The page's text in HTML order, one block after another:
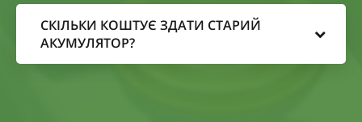
СКІЛЬКИ КОШТУЄ ЗДАТИ СТАРИЙ
АКУМУЛЯТОР?